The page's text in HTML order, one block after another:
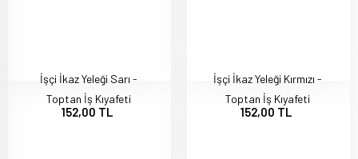
İşçi İkaz Yeleği Sarı -
Toptan İş Kıyafeti
152,00 TL
İşçi İkaz Yeleği Kırmızı -
Toptan İş Kıyafeti
152,00 TL